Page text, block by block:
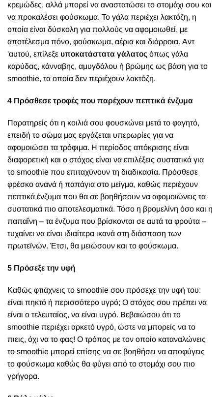
κρεμώδες, αλλά μπορεί να αναστατώσει το στομάχι σου και
να προκαλέσει φούσκωμα. Το γάλα περιέχει λακτόζη, η
οποία είναι δύσκολη για πολλούς να αφομοιωθεί, με
αποτέλεσμα πόνο, φούσκωμα, αέρια και διάρροια. Αντ
'αυτού, επίλεξε υποκατάστατα γάλατος όπως γάλα
καρύδας, κάνναβης, αμυγδάλου ή βρώμης ως βάση για το
smoothie, τα οποία δεν περιέχουν λακτόζη.
4 Πρόσθεσε τροφές που παρέχουν πεπτικά ένζυμα
Παρατηρείς ότι η κοιλιά σου φουσκώνει μετά το φαγητό,
επειδή το σώμα μας εργάζεται υπερωρίες για να
αφομοιώσει τα τρόφιμα. Η περίοδος απόκρισης είναι
διαφορετική και ο στόχος είναι να επιλέξεις συστατικά για
το smoothie που επιταχύνουν τη διαδικασία. Πρόσθεσε
φρέσκο ανανά ή παπάγια στο μείγμα, καθώς περιέχουν
πεπτικά ένζυμα που θα σε βοηθήσουν να αφομοιώνεις τα
συστατικά πιο αποτελεσματικά. Τόσο η βρομελίνη όσο και η
παπαΐνη – τα ένζυμα που βρίσκονται σε αυτά τα φρούτα –
τυχαίνει να είναι ιδιαίτερα ικανά στη διάσπαση των
πρωτεϊνών. Έτσι, θα μειώσουν και το φούσκωμα.
5 Πρόσεξε την υφή
Καθώς φτιάχνεις το smoothie σου πρόσεχε την υφή του:
είναι πηκτό ή περισσότερο υγρό; Ο στόχος σου πρέπει να
είναι ο τελευταίος, να είναι υγρό. Βεβαιώσου ότι το
smoothie περιέχει αρκετό υγρό, ώστε να μπορείς να το
πιεις, όχι να το φας! Ο τρόπος με τον οποίο καταναλώνεις
το smoothie μπορεί επίσης να σε βοηθήσει να αποφύγεις
το φούσκωμα καθώς θα φύγει από το στομάχι σου πιο
γρήγορα.